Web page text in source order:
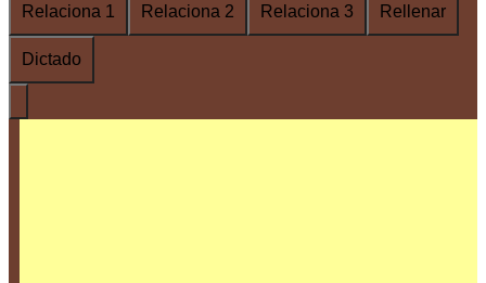
Relaciona 1
Relaciona 2 Relaciona 3 Rellenar
Dictado